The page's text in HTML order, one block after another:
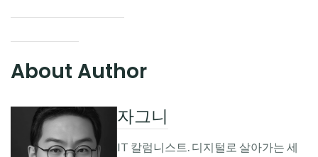
About Author
자그니
IT 칼럼니스트. 디지털로 살아가는 세